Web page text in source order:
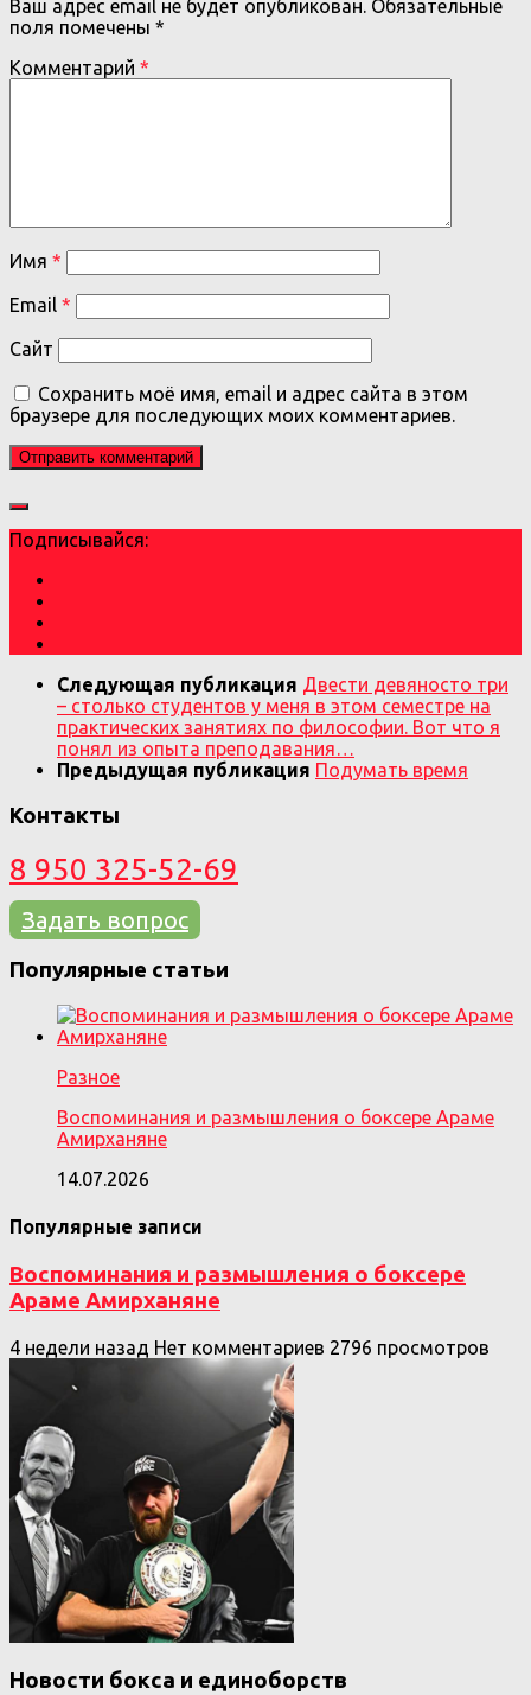
Ваш адрес email не будет опубликован. Обязательные
поля помечены *
Комментарий *
Имя *
Email *
Сайт
Сохранить моё имя, email и адрес сайта в этом
браузере для последующих моих комментариев.
Подписывайся:
Следующая публикация Двести девяносто три
– столько студентов у меня в этом семестре на
практических занятиях по философии. Вот что я
понял из опыта преподавания…
Предыдущая публикация Подумать время
Контакты
8 950 325-52-69
Задать вопрос
Популярные статьи
Разное
Воспоминания и размышления о боксере Араме
Амирханяне
14.07.2026
Популярные записи
Воспоминания и размышления о боксере
Араме Амирханяне
4 недели назад Нет комментариев 2796 просмотров
Новости бокса и единоборств